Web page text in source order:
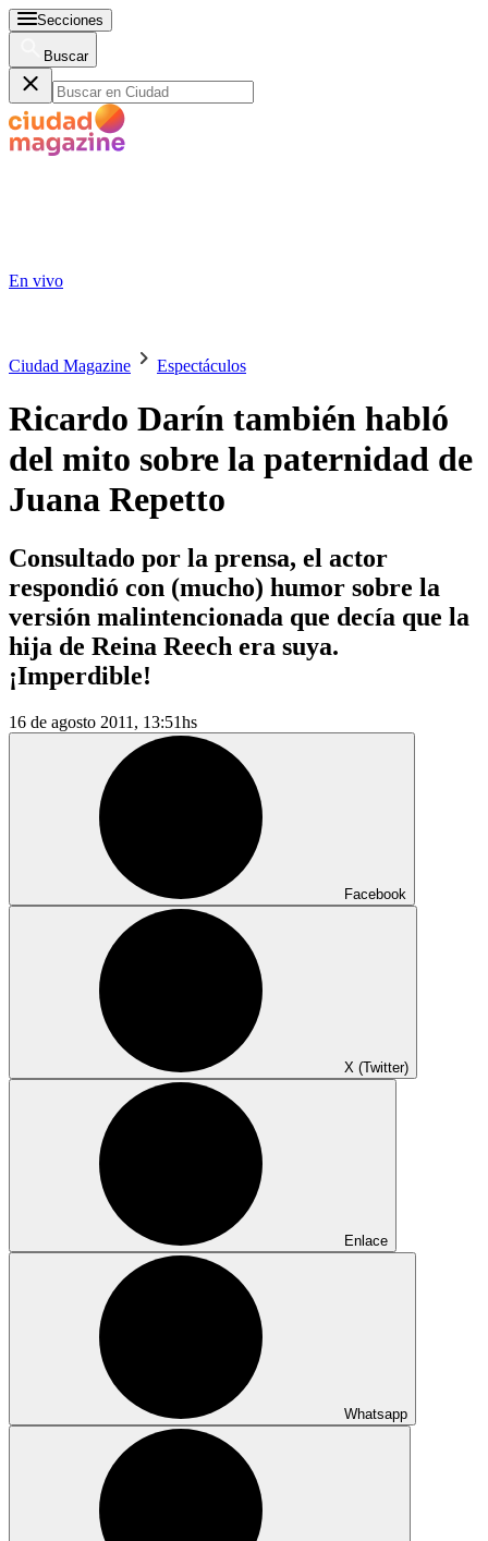
Secciones
Buscar
En vivo
Ciudad Magazine Espectáculos
Ricardo Darín también habló
del mito sobre la paternidad de
Juana Repetto
Consultado por la prensa, el actor
respondió con (mucho) humor sobre la
versión malintencionada que decía que la
hija de Reina Reech era suya.
¡Imperdible!
16 de agosto 2011, 13:51hs
Facebook
X (Twitter)
Enlace
Whatsapp